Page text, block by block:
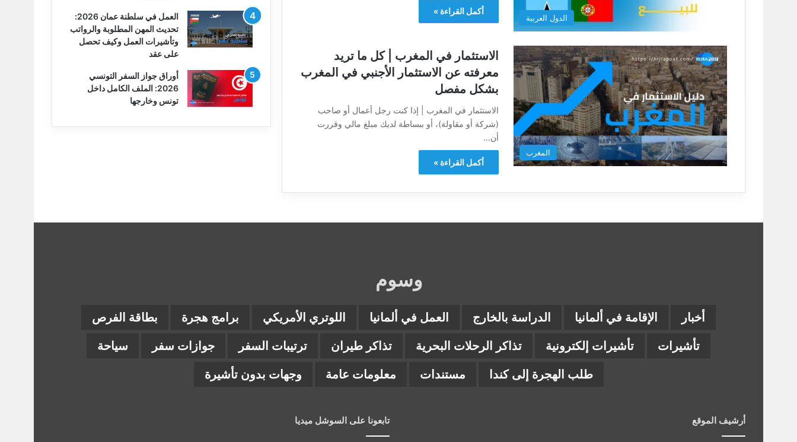
الدول العربية
أكمل القراءة »
المغرب
الاستثمار في المغرب | كل ما تريد
معرفته عن الاستثمار الأجنبي في المغرب
بشكل مفصل
الاستثمار في المغرب | إذا كنت رجل أعمال أو صاحب
(شركة أو مقاولة)، أو ببساطة لديك مبلغ مالي وقررت
أن…
أكمل القراءة »
العمل في سلطنة عمان 2026:
تحديث المهن المطلوبة والرواتب
وتأشيرات العمل وكيف تحصل
على عقد
أوراق جواز السفر التونسي
2026: الملف الكامل داخل
تونس وخارجها
وسوم
أخبار الإقامة في ألمانيا الدراسة بالخارج العمل في ألمانيا اللوتري الأمريكي برامج هجرة
بطاقة الفرص
تأشيرات
تأشيرات إلكترونية تذاكر الرحلات البحرية تذاكر طيران ترتيبات السفر جوازات سفر
سياحة
طلب الهجرة إلى كندا
مستندات معلومات عامة وجهات بدون تأشيرة
أرشيف الموقع تابعونا على السوشل ميديا